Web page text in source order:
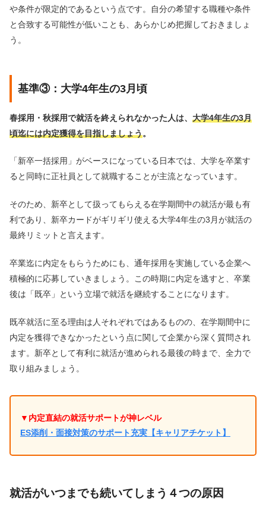
や条件が限定的であるという点です。自分の希望する職種や条件
と合致する可能性が低いことも、あらかじめ把握しておきましょ
う。
基準③：大学4年生の3月頃
春採用・秋採用で就活を終えられなかった人は、 大学4年生の3月
頃迄には内定獲得を目指しましょう。
「新卒一括採用」がベースになっている日本では、大学を卒業す
ると同時に正社員として就職することが主流となっています。
そのため、新卒として扱ってもらえる在学期間中の就活が最も有
利であり、新卒カードがギリギリ使える大学4年生の3月が就活の
最終リミットと言えます。
卒業迄に内定をもらうためにも、通年採用を実施している企業へ
積極的に応募していきましょう。この時期に内定を逃すと、卒業
後は「既卒」という立場で就活を継続することになります。
既卒就活に至る理由は人それぞれではあるものの、在学期間中に
内定を獲得できなかったという点に関して企業から深く質問され
ます。新卒として有利に就活が進められる最後の時まで、全力で
取り組みましょう。
▼内定直結の就活サポートが神レベル
ES添削・面接対策のサポート充実【キャリアチケット】
就活がいつまでも続いてしまう４つの原因